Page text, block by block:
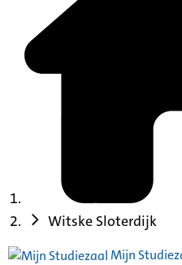
Witske Sloterdijk
Mijn